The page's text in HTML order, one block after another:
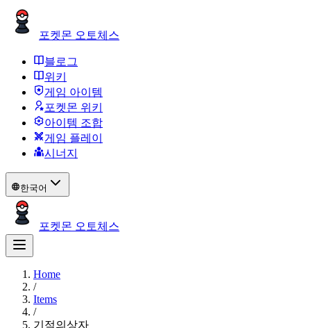
포켓몬 오토체스
블로그
위키
게임 아이템
포켓몬 위키
아이템 조합
게임 플레이
시너지
한국어
포켓몬 오토체스
Home
/
Items
/
기적의상자